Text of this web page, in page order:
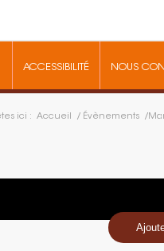
ACCESSIBILITÉ NOUS
ici : Accueil / Évènements /